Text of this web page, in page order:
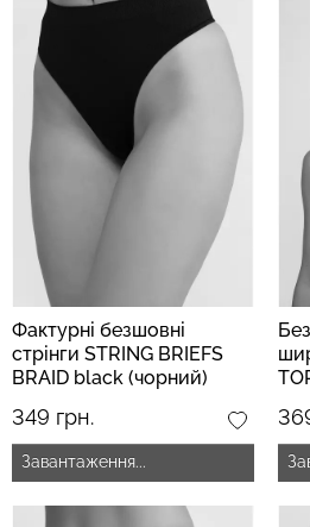
Фактурні безшовні
стрінги STRING BRIEFS
BRAID black (чорний)
349 грн.
Завантаження...